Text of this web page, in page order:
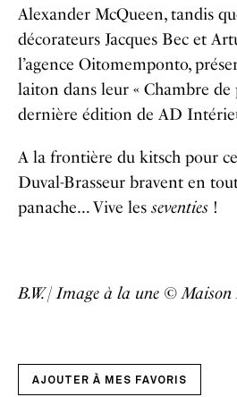
Alexander McQueen, tandis
décorateurs Jacques Bec et
l’agence Oitomemponto,
laiton dans leur « Chambre de
dernière édition de AD
A la frontière du kitsch pour
Duval-Brasseur bravent en
panache… Vive les seventies !
B.W. | Image à la une © Maison
AJOUTER À MES FAVORIS